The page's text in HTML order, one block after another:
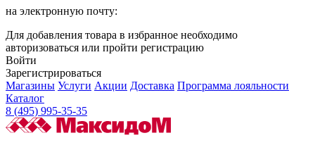
на электронную почту:
Для добавления товара в избранное необходимо
авторизоваться или пройти регистрацию
Войти
Зарегистрироваться
Магазины Услуги Акции Доставка Программа лояльности
Каталог
8 (495) 995-35-35